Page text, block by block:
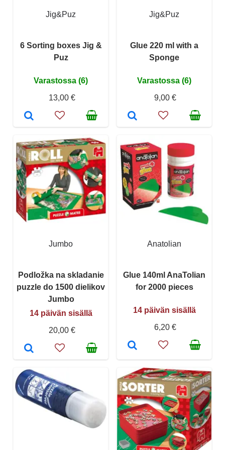
Jig&Puz
6 Sorting boxes Jig &
Puz
Varastossa (6)
13,00 €
Jig&Puz
Glue 220 ml with a
Sponge
Varastossa (6)
9,00 €
Jumbo
Podložka na skladanie
puzzle do 1500 dielikov
Jumbo
14 päivän sisällä
20,00 €
Anatolian
Glue 140ml AnaTolian
for 2000 pieces
14 päivän sisällä
6,20 €